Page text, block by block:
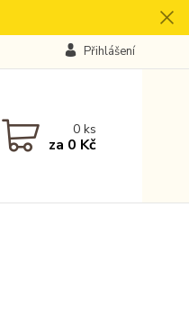
Přihlášení
0ks
za 0 Kč